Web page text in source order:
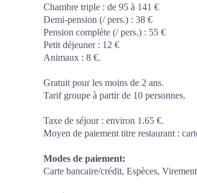
Chambre triple : de 95 à 141 €
Demi-pension (/ pers.) : 38 €
Pension complète (/ pers.) : 55 €
Petit déjeuner : 12 €
Animaux : 8 €.
Gratuit pour les moins de 2 ans.
Tarif groupe à partir de 10 personnes.
Taxe de séjour : environ 1.65 €.
Moyen de paiement titre restaurant :
Modes de paiement:
Carte bancaire/crédit, Espèces,